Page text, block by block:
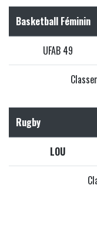
Basketball Féminin
UFAB 49
Rugby
LOU